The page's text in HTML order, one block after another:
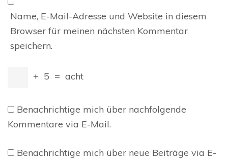
Name, E-Mail-Adresse und Website in diesem
Browser für meinen nächsten Kommentar
speichern.
+ 5 = acht
Benachrichtige mich über nachfolgende
Kommentare via E-Mail.
Benachrichtige mich über neue Beiträge via E-